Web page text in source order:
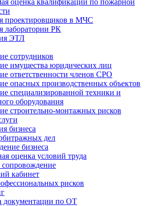
оценка квалификации по пожарной
проектировщиков в МЧС
лаборатории РК
ЭТЛ
сотрудников
имущества юридических лиц
ответственности членов СРО
опасных производственных объектов
специализированной техники и
оборудования
строительно-монтажных рисков
бизнеса
дел
бизнеса
оценка условий труда
сопровождение
кабинет
рисков
документации по ОТ